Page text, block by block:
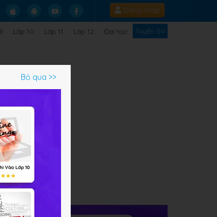
Đăng nhập
Lớp 10 Lớp 11 Lớp 12 Đại học Tuyển GV
Bỏ qua >>